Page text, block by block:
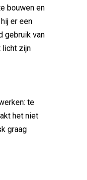
bouwen en
er een
gebruik van
licht zijn
te
het niet
graag